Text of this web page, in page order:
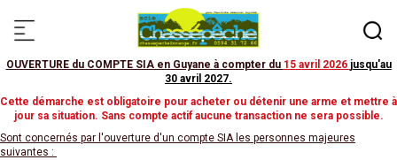
OUVERTURE du COMPTE SIA en Guyane à compter du 15 avril 2026 jusqu'au
30 avril 2027.
Cette démarche est obligatoire pour acheter ou détenir une arme et mettre à
jour sa situation. Sans compte actif aucune transaction ne sera possible.
Sont concernés par l'ouverture d'un compte SIA les personnes majeures
suivantes :